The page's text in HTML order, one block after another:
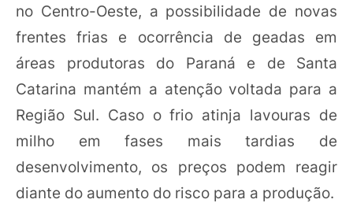
no Centro-Oeste, a possibilidade de novas
frentes frias e ocorrência de geadas em
áreas produtoras do Paraná e de Santa
Catarina mantém a atenção voltada para a
Região Sul. Caso o frio atinja lavouras de
milho em fases mais tardias de
desenvolvimento, os preços podem reagir
diante do aumento do risco para a produção.